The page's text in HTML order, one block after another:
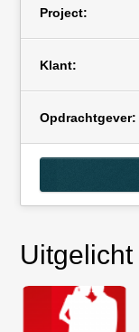
Project:
Klant:
Opdrachtgever:
Uitgelicht